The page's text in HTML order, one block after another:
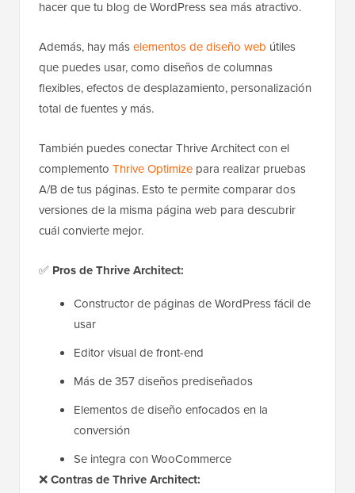
hacer que tu blog de WordPress sea más atractivo.
Además, hay máselementos de diseño web útiles
que puedes usar, como diseños de columnas
flexibles, efectos de desplazamiento, personalización
total de fuentes y más.
También puedes conectar Thrive Architect con el
complemento Thrive Optimize para realizar pruebas
A/B de tus páginas. Esto te permite comparar dos
versiones de la misma página web para descubrir
cuál convierte mejor.
✅ Pros de Thrive Architect:
Constructor de páginas de WordPress fácil de
usar
Editor visual de front-end
Más de 357 diseños prediseñados
Elementos de diseño enfocados en la
conversión
Se integra con WooCommerce
❌Contras de Thrive Architect: